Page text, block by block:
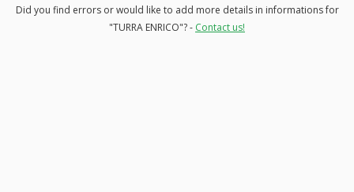
Did you find errors or would like to add more details in informations for
"TURRA ENRICO"? - Contact us!